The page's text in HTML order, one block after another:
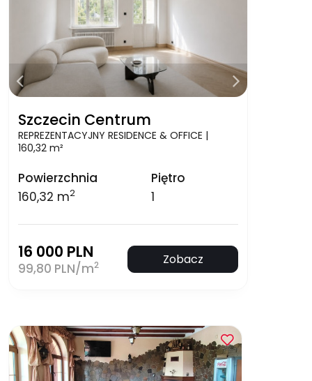
Szczecin Centrum
REPREZENTACYJNY RESIDENCE & OFFICE |
160,32 m²
Powierzchnia
160,32 m2
Piętro
1
16 000 PLN
99,80 PLN/m2 Zobacz